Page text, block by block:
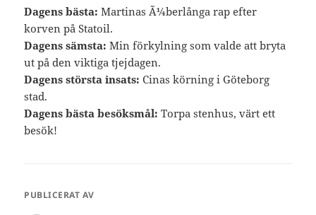
Dagens bästa: Martinas Ã¼berlånga rap efter
korven på Statoil.
Dagens sämsta: Min förkylning som valde att bryta
ut på den viktiga tjejdagen.
Dagens största insats: Cinas körning i Göteborg
stad.
Dagens bästa besöksmål: Torpa stenhus, värt ett
besök!
PUBLICERAT AV